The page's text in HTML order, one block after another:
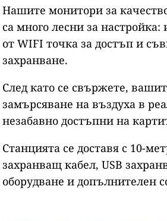
Нашите монитори за
са много лесни за
от WIFI точка за достъп и
захранване.
След като се свържете,
замърсяване на въздуха в
незабавно достъпни на
Станцията се доставя с 10-
захранващ кабел, USB
оборудване и допълнителен